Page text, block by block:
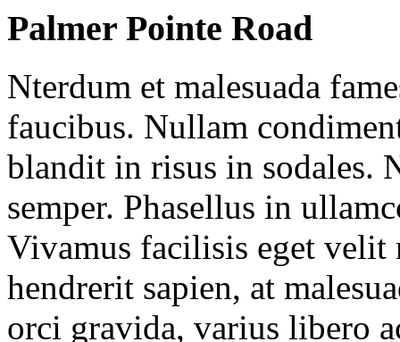
Palmer Pointe Road
Nterdum et malesuada
faucibus. Nullam
blandit in risus in sodales.
semper. Phasellus in
Vivamus facilisis eget
hendrerit sapien, at
orci gravida, varius libero